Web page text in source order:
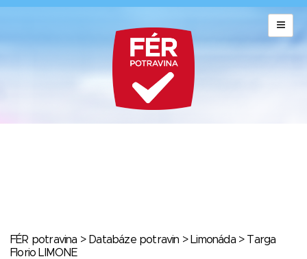
FÉR potravina > Databáze potravin > Limonáda> Targa
Florio LIMONE